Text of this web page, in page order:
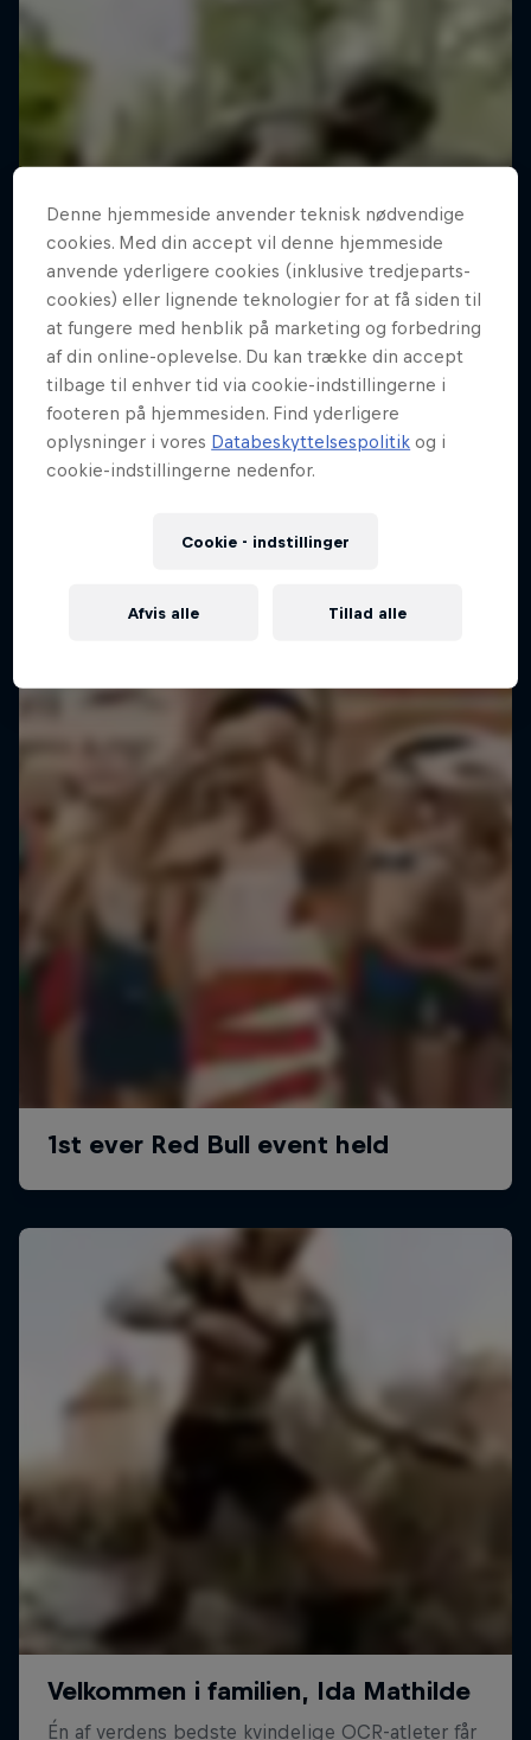
Denne hjemmeside anvender teknisk nødvendige
cookies. Med din accept vil denne hjemmeside
anvende yderligere cookies (inklusive tredjeparts-
cookies) eller lignende teknologier for at få siden til
at fungere med henblik på marketing og forbedring
af din online-oplevelse. Du kan trække din accept
tilbage til enhver tid via cookie-indstillingerne i
footeren på hjemmesiden. Find yderligere
oplysninger i vores Databeskyttelsespolitik og i
cookie-indstillingerne nedenfor.
Cookie - indstillinger
Afvis alle Tillad alle